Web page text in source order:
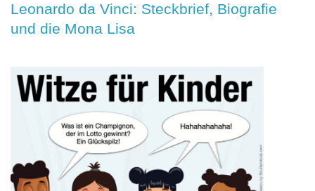
Leonardo da Vinci: Steckbrief, Biografie
und die Mona Lisa